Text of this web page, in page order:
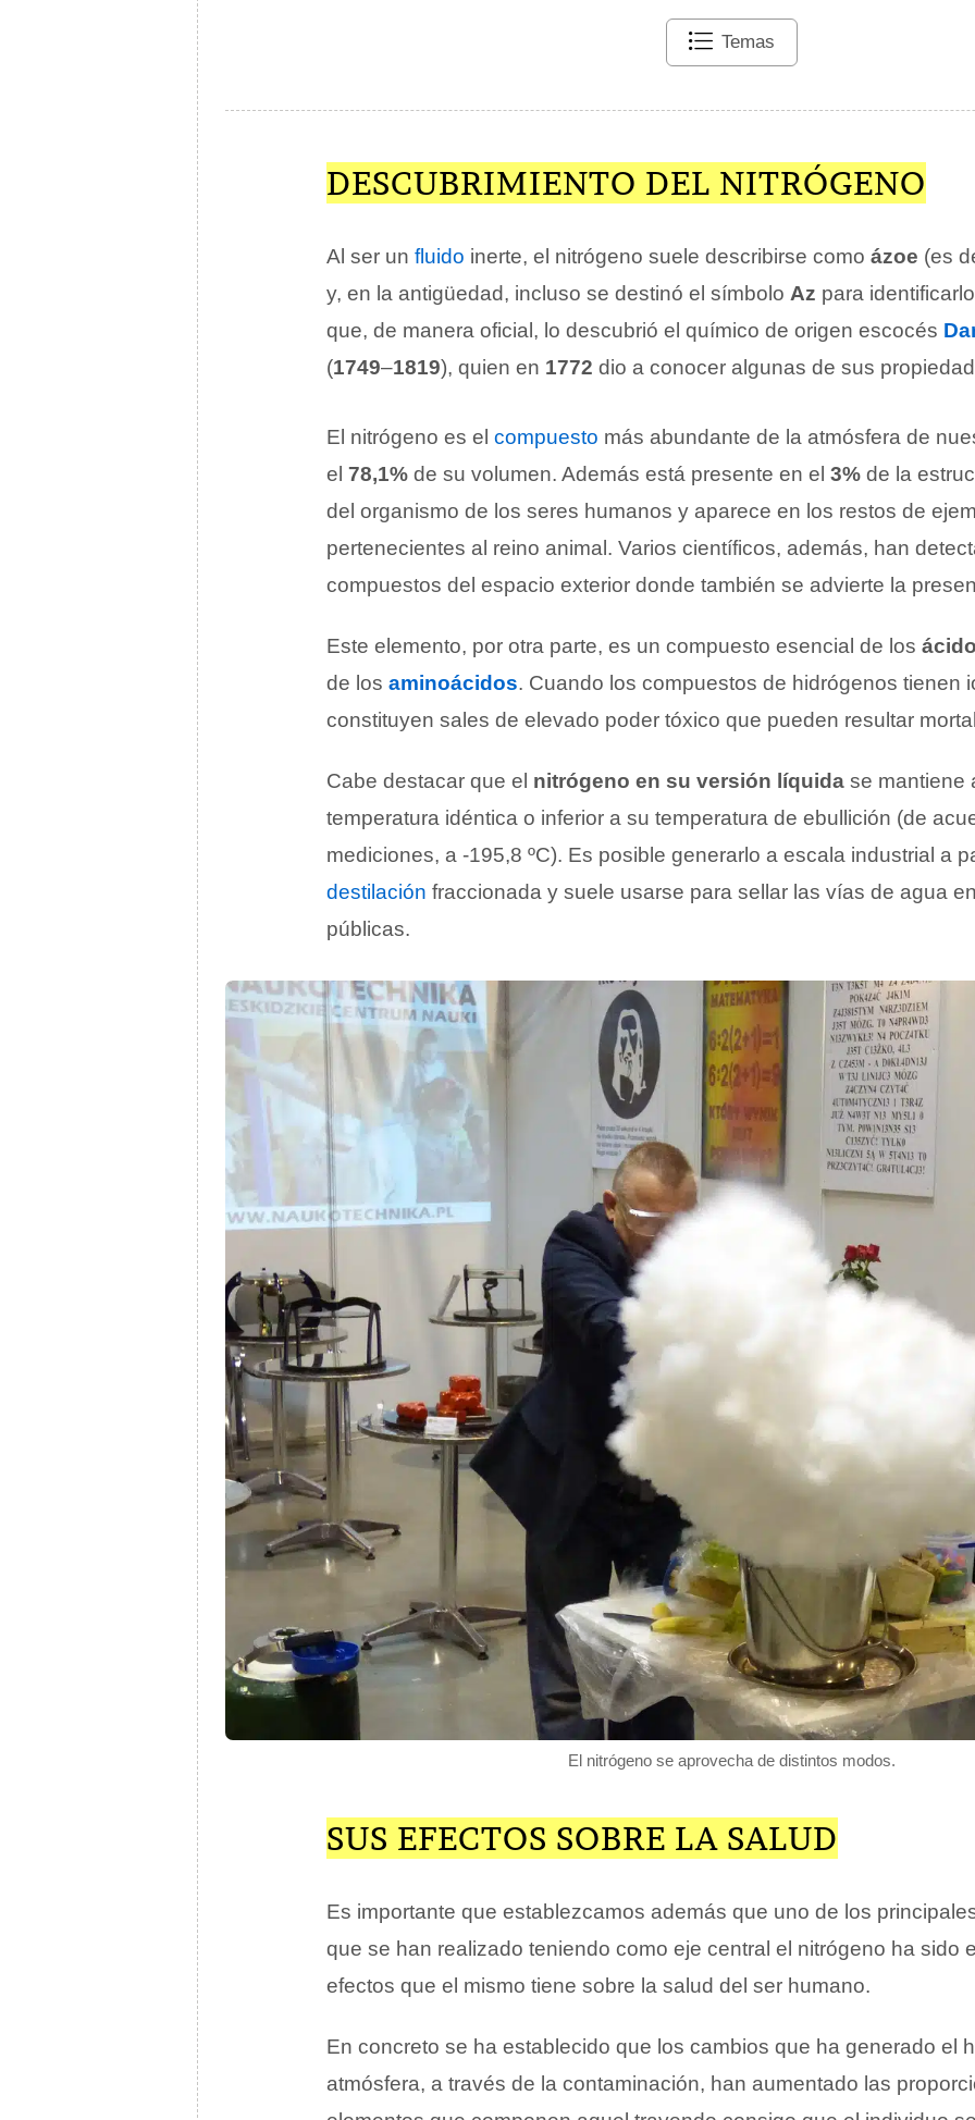
Temas
DESCUBRIMIENTO DEL NITRÓGENO
Al ser un fluido inerte, el nitrógeno suele describirse como ázoe (es
y, en la antigüedad, incluso se destinó el símbolo Az para
que, de manera oficial, lo descubrió el químico de origen escocés
(1749–1819), quien en 1772 dio a conocer algunas de sus
El nitrógeno es el compuesto más abundante de la atmósfera de
el 78,1% de su volumen. Además está presente en el 3% de la
del organismo de los seres humanos y aparece en los restos de
pertenecientes al reino animal. Varios científicos, además, han
compuestos del espacio exterior donde también se advierte la
Este elemento, por otra parte, es un compuesto esencial de los
de los aminoácidos. Cuando los compuestos de hidrógenos tienen
constituyen sales de elevado poder tóxico que pueden resultar
Cabe destacar que el nitrógeno en su versión líquida se mantiene
temperatura idéntica o inferior a su temperatura de ebullición (de
mediciones, a -195,8 ºC). Es posible generarlo a escala industrial a
destilación fraccionada y suele usarse para sellar las vías de agua
públicas.
El nitrógeno se aprovecha de distintos modos.
SUS EFECTOS SOBRE LA SALUD
Es importante que establezcamos además que uno de los
que se han realizado teniendo como eje central el nitrógeno ha sido
efectos que el mismo tiene sobre la salud del ser humano.
En concreto se ha establecido que los cambios que ha generado el
atmósfera, a través de la contaminación, han aumentado las